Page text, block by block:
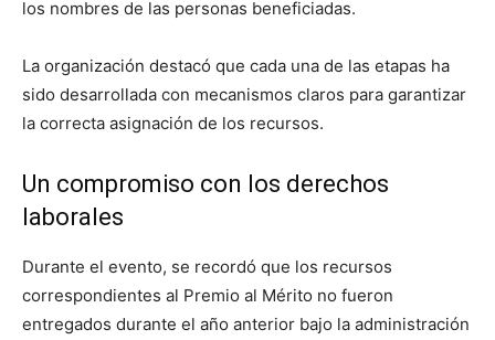
los nombres de las personas beneficiadas.
La organización destacó que cada una de las etapas ha
sido desarrollada con mecanismos claros para garantizar
la correcta asignación de los recursos.
Un compromiso con los derechos
laborales
Durante el evento, se recordó que los recursos
correspondientes al Premio al Mérito no fueron
entregados durante el año anterior bajo la administración